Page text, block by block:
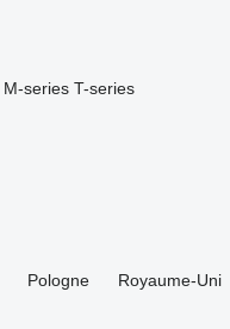
M-series T-series
Pologne Royaume-Uni